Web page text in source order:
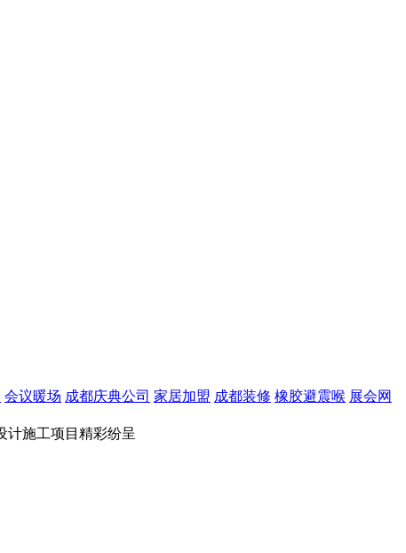
会议暖场 成都庆典公司 家居加盟 成都装修 橡胶避震喉 展会网
计施工项目精彩纷呈